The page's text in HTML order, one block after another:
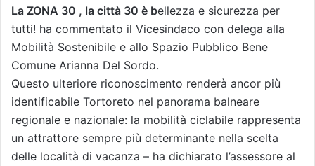
La ZONA 30 , la città 30 è bellezza e sicurezza per
tutti! ha commentato il Vicesindaco con delega alla
Mobilità Sostenibile e allo Spazio Pubblico Bene
Comune Arianna Del Sordo.
Questo ulteriore riconoscimento renderà ancor più
identificabile Tortoreto nel panorama balneare
regionale e nazionale: la mobilità ciclabile rappresenta
un attrattore sempre più determinante nella scelta
delle località di vacanza – ha dichiarato l’assessore al